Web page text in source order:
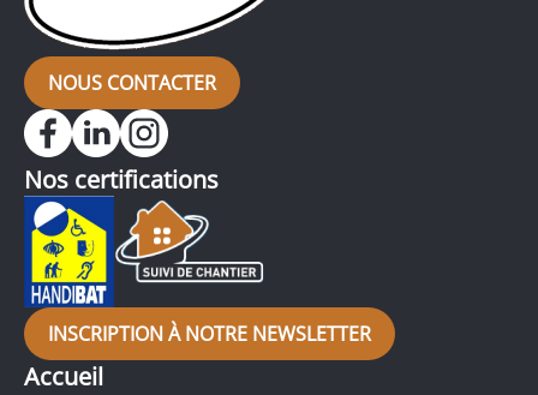
NOUS CONTACTER
Accueil
Nos certifications
INSCRIPTION À NOTRE NEWSLETTER